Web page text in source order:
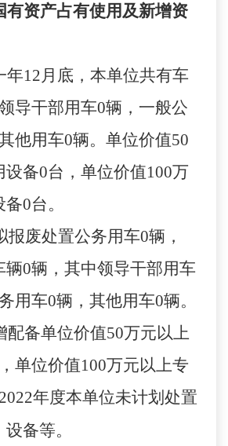
有资产占有使用及新增资
年12 月底，本单位共有车
导干部用车0辆，一般公
他用车0辆。单位价值50
设备0台，单位价值100万
备0台。
报废处置公务用车0辆，
辆0辆，其中领导干部用车
用车0辆，其他用车0辆。
配备单位价值50万元以上
单位价值100万元以上专
2022年度本单位未计划处置
备等。